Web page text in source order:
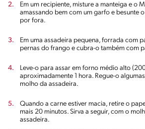
Em um recipiente, misture a manteiga e o
amassando bem com um garfo e besunte
por fora.
Em uma assadeira pequena, forrada com
pernas do frango e cubra-o também com
Leve-o para assar em forno médio alto
aproximadamente 1 hora. Regue-o
molho da assadeira.
Quando a carne estiver macia, retire o
mais 20 minutos. Sirva a seguir, com o
assadeira.